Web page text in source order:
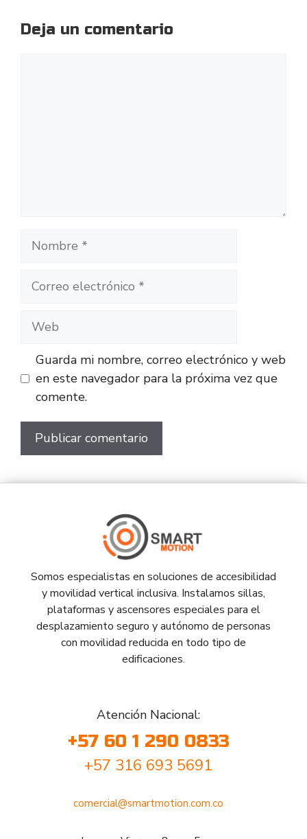
Deja un comentario
Guarda mi nombre, correo electrónico y web
en este navegador para la próxima vez que
comente.
Somos especialistas en soluciones de accesibilidad
y movilidad vertical inclusiva. Instalamos sillas,
plataformas y ascensores especiales para el
desplazamiento seguro y autónomo de personas
con movilidad reducida en todo tipo de
edificaciones.
Atención Nacional:
+57 60 1 290 0833
+57 316 693 5691
comercial@smartmotion.com.co